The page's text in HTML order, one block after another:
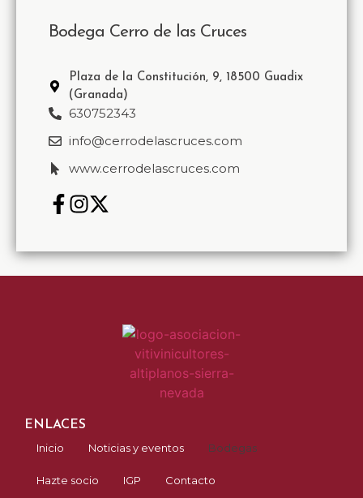
Bodega Cerro de las Cruces
Plaza de la Constitución, 9, 18500 Guadix
(Granada)
630752343
info@cerrodelascruces.com
www.cerrodelascruces.com
ENLACES
Inicio
Noticias y eventos Bodegas
Hazte socio IGP Contacto